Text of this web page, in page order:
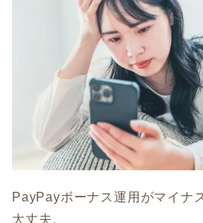
PayPayボーナス運用がマイナ
大丈夫。